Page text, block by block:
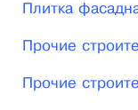
Плитка
Прочие
Прочие